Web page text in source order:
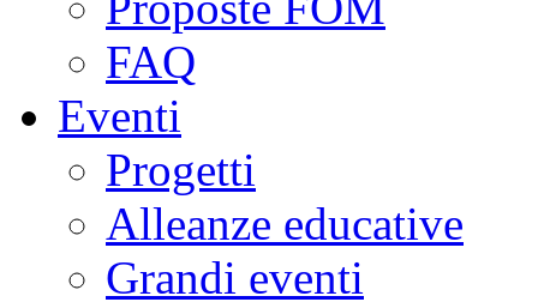
FAQ
Eventi
Progetti
Alleanze educative
Grandi eventi